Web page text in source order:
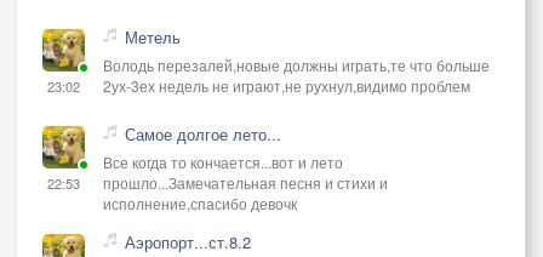
23:02
Метель
Володь перезалей,новые должны играть,те что больше
2ух-3ех недель не играют,не рухнул,видимо проблем
22:53
Самое долгое лето...
Все когда то кончается...вот и лето
прошло...Замечательная песня и стихи и
исполнение,спасибо девочк
Аэропорт...ст.8.2